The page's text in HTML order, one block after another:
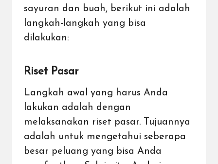
sayuran dan buah, berikut ini adalah
langkah-langkah yang bisa
dilakukan:
Riset Pasar
Langkah awal yang harus Anda
lakukan adalah dengan
melaksanakan riset pasar. Tujuannya
adalah untuk mengetahui seberapa
besar peluang yang bisa Anda